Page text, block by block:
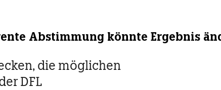
Abstimmung könnte Ergebnis
die möglichen
DFL